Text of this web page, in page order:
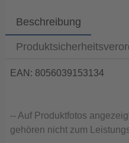
Beschreibung
EAN: 8056039153134
-- Auf Produktfotos
gehören nicht zum